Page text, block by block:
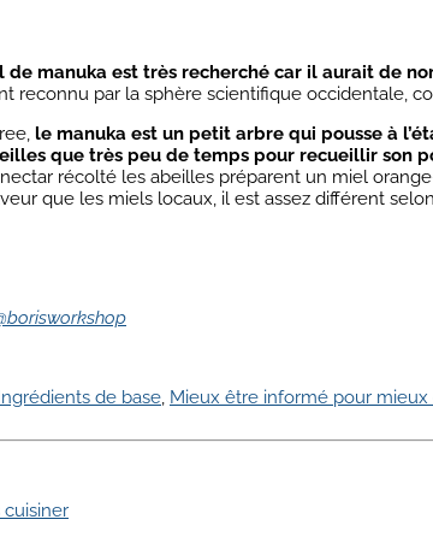
de manuka est très recherché car il aurait de
reconnu par la sphère scientifique occidentale,
le manuka est un petit arbre qui pousse à
que très peu de temps pour recueillir son
récolté les abeilles préparent un miel
que les miels locaux, il est assez différent
Ingrédients de base, Mieux être informé pour mieux